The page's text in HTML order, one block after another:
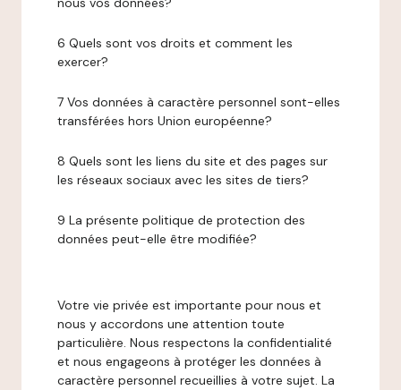
6 Quels sont vos droits et comment les
exercer?
7 Vos données à caractère personnel sont-elles
transférées hors Union européenne?
8 Quels sont les liens du site et des pages sur
les réseaux sociaux avec les sites de tiers?
9 La présente politique de protection des
données peut-elle être modifiée?
Votre vie privée est importante pour nous et
nous y accordons une attention toute
particulière. Nous respectons la confidentialité
et nous engageons à protéger les données à
caractère personnel recueillies à votre sujet. La